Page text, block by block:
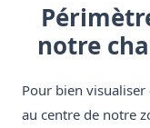
notre
Pour bien
au centre de notre